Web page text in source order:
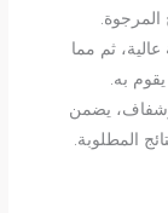
المرجوة.
ثم مما
به.
وشفاف، يضمن
المطلوبة.